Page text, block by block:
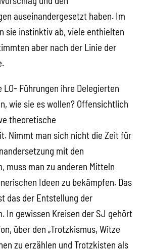
auseinandergesetzt haben. Im
sie instinktiv ab, viele enthielten
aber nach der Linie der
LO- Führungen ihre Delegierten
wie sie es wollen? Offensichtlich
theoretische
Nimmt man sich nicht die Zeit für
mit den
muss man zu anderen Mitteln
Ideen zu bekämpfen. Das
das der Entstellung der
In gewissen Kreisen der SJ gehört
über den „Trotzkismus, Witze
zu erzählen und Trotzkisten als